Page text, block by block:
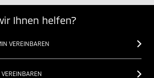
Ihnen helfen?
VEREINBAREN